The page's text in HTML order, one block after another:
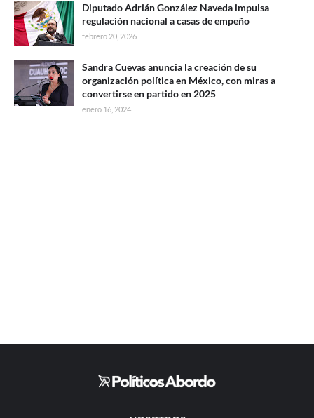
Diputado Adrián González Naveda impulsa
regulación nacional a casas de empeño
febrero 20, 2026
Sandra Cuevas anuncia la creación de su
organización política en México, con miras a
convertirse en partido en 2025
enero 16, 2024